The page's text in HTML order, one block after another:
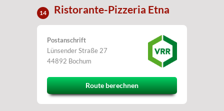
14 Ristorante-Pizzeria Etna
Postanschrift
Lünsender Straße 27
44892 Bochum
Route berechnen